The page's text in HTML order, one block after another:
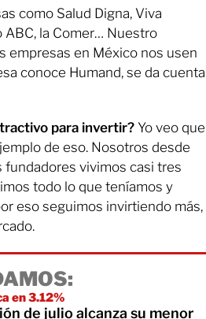
como Salud Digna, Viva
ABC, la Comer… Nuestro
empresas en México nos usen
conoce Humand, se da cuenta
para invertir? Yo veo que
de eso. Nosotros desde
fundadores vivimos casi tres
todo lo que teníamos y
eso seguimos invirtiendo más,
en 3.12%
de julio alcanza su menor